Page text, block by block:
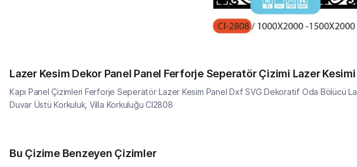
Lazer Kesim Dekor Panel Panel Ferforje Seperatör Çizimi Lazer
Kapı Panel Çizimleri Ferforje Seperatör Lazer Kesim Panel Dxf SVG Dekoratif Oda Bölücü
Duvar Üstü Korkuluk, Villa Korkuluğu CI2808
Bu Çizime Benzeyen Çizimler